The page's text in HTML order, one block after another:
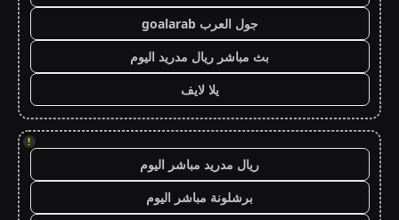
جول العرب goalarab
بث مباشر ريال مدريد اليوم
يلا لايف
!
ريال مدريد مباشر اليوم
برشلونة مباشر اليوم